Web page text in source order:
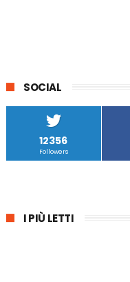
SOCIAL
12356
Followers
I PIÙ LETTI